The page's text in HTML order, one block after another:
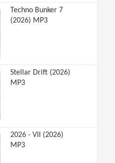
Techno Bunker 7
(2026) MP3
Stellar Drift (2026)
MP3
2026 - VII (2026)
MP3